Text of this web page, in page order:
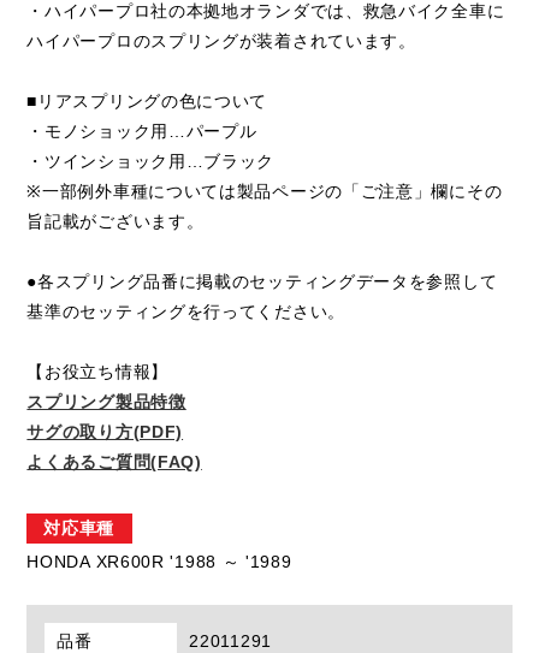
・ハイパープロ社の本拠地オランダでは、救急バイク全車に
ハイパープロのスプリングが装着されています。
■リアスプリングの色について
・モノショック用…パープル
・ツインショック用…ブラック
※一部例外車種については製品ページの「ご注意」欄にその
旨記載がございます。
●各スプリング品番に掲載のセッティングデータを参照して
基準のセッティングを行ってください。
【お役立ち情報】
スプリング製品特徴
サグの取り方(PDF)
よくあるご質問(FAQ)
対応車種
HONDA XR600R '1988 ～ '1989
品番
22011291